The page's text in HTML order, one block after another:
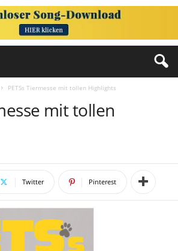
PETSs Tiermesse mit tollen Highlights
mit tollen
Twitter Pinterest